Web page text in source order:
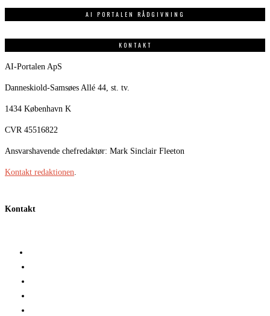
AI PORTALEN RÅDGIVNING
KONTAKT
AI-Portalen ApS
Danneskiold-Samsøes Allé 44, st. tv.
1434 København K
CVR 45516822
Ansvarshavende chefredaktør: Mark Sinclair Fleeton
Kontakt redaktionen
Kontakt